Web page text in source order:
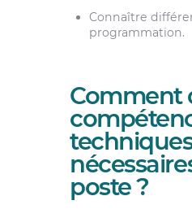
Connaître
programmation.
Comment
poste ?